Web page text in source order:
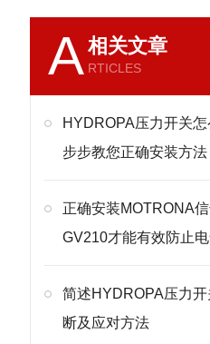
A相关文章
RTICLES
HYDROPA压力开关
步步教您正确安装方法
正确安装MOTRONA
GV210才能有效防止
简述HYDROPA压力
断及应对方法